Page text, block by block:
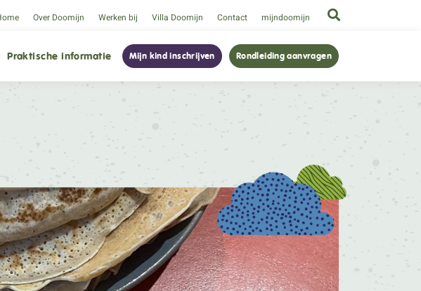
Over Doomijn Werken bij Villa Doomijn Contact mijndoomijn
Praktische informatie Mijn kind inschrijven Rondleiding aanvragen